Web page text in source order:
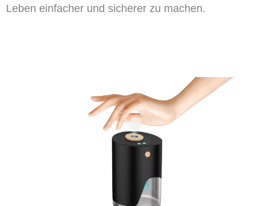
Leben einfacher und sicherer zu machen.